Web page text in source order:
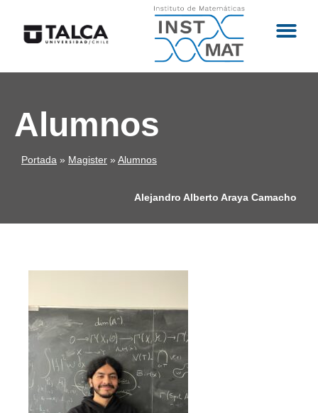
Alumnos
Portada » Magister » Alumnos
Alejandro Alberto Araya Camacho